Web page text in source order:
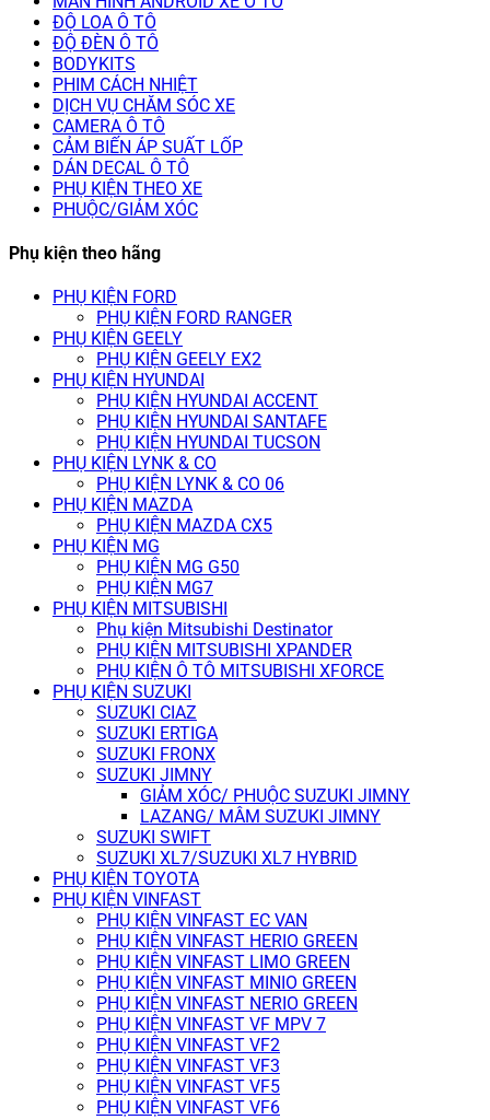
ĐỘ LOA Ô TÔ
ĐỘ ĐÈN Ô TÔ
BODYKITS
PHIM CÁCH NHIỆT
DỊCH VỤ CHĂM SÓC XE
CAMERA Ô TÔ
CẢM BIẾN ÁP SUẤT LỐP
DÁN DECAL Ô TÔ
PHỤ KIỆN THEO XE
PHUỘC/GIẢM XÓC
Phụ kiện theo hãng
PHỤ KIỆN FORD
PHỤ KIỆN FORD RANGER
PHỤ KIỆN GEELY
PHỤ KIỆN GEELY EX2
PHỤ KIỆN HYUNDAI
PHỤ KIỆN HYUNDAI ACCENT
PHỤ KIỆN HYUNDAI SANTAFE
PHỤ KIỆN HYUNDAI TUCSON
PHỤ KIỆN LYNK & CO
PHỤ KIỆN LYNK & CO 06
PHỤ KIỆN MAZDA
PHỤ KIỆN MAZDA CX5
PHỤ KIỆN MG
PHỤ KIỆN MG G50
PHỤ KIỆN MG7
PHỤ KIỆN MITSUBISHI
Phụ kiện Mitsubishi Destinator
PHỤ KIỆN MITSUBISHI XPANDER
PHỤ KIỆN Ô TÔ MITSUBISHI XFORCE
PHỤ KIỆN SUZUKI
SUZUKI CIAZ
SUZUKI ERTIGA
SUZUKI FRONX
SUZUKI JIMNY
GIẢM XÓC/ PHUỘC SUZUKI JIMNY
LAZANG/ MÂM SUZUKI JIMNY
SUZUKI SWIFT
SUZUKI XL7/SUZUKI XL7 HYBRID
PHỤ KIỆN TOYOTA
PHỤ KIỆN VINFAST
PHỤ KIỆN VINFAST EC VAN
PHỤ KIỆN VINFAST HERIO GREEN
PHỤ KIỆN VINFAST LIMO GREEN
PHỤ KIỆN VINFAST MINIO GREEN
PHỤ KIỆN VINFAST NERIO GREEN
PHỤ KIỆN VINFAST VF MPV 7
PHỤ KIỆN VINFAST VF2
PHỤ KIỆN VINFAST VF3
PHỤ KIỆN VINFAST VF5
PHỤ KIỆN VINFAST VF6